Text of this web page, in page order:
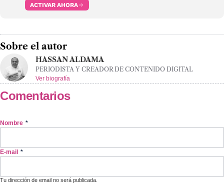
ACTIVAR AHORA
Sobre el autor
HASSAN ALDAMA
PERIODISTA Y CREADOR DE CONTENIDO DIGITAL
Ver biografía
Comentarios
Nombre *
E-mail *
Tu dirección de email no será publicada.